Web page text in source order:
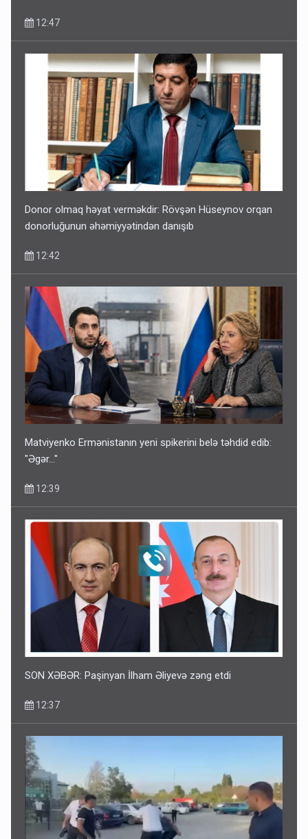
12:47
Donor olmaq həyat verməkdir: Rövşən Hüseynov orqan
donorluğunun əhəmiyyətindən danışıb
12:42
Matviyenko Ermənistanın yeni spikerini belə təhdid edib:
"Əgər..."
12:39
SON XƏBƏR: Paşinyan İlham Əliyevə zəng etdi
12:37